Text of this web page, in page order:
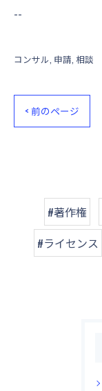
--
コンサル 申請 相談
< 前のページ
#著作権
#ライセンス